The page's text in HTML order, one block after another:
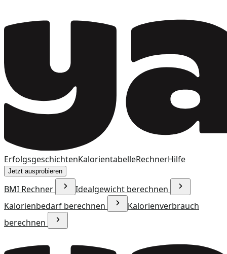
ErfolgsgeschichtenKalorientabelleRechnerHilfe
Jetzt ausprobieren
BMI Rechner
Idealgewicht berechnen
Kalorienbedarf berechnen
Kalorienverbrauch
berechnen